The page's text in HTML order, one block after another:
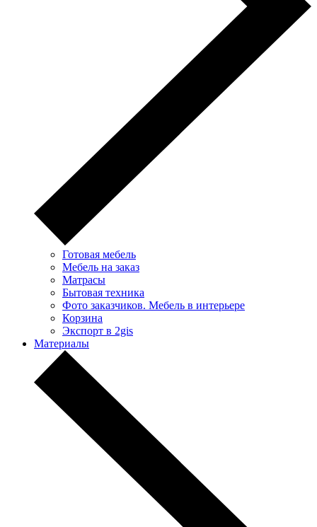
Готовая мебель
Мебель на заказ
Матрасы
Бытовая техника
Фото заказчиков. Мебель в интерьере
Корзина
Экспорт в 2gis
Материалы